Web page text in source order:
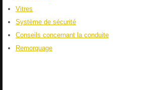
Vitres
Système de sécurité
Conseils concernant la conduite
Remorquage